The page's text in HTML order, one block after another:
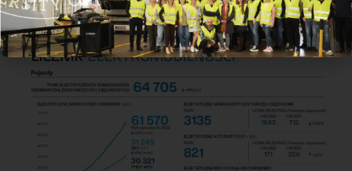
Zarządzający PSPA.